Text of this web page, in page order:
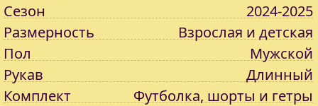
Сезон
2024-2025
Размерность
Взрослая и детская
Пол
Мужской
Рукав
Длинный
Комплект
Футболка, шорты и гетры